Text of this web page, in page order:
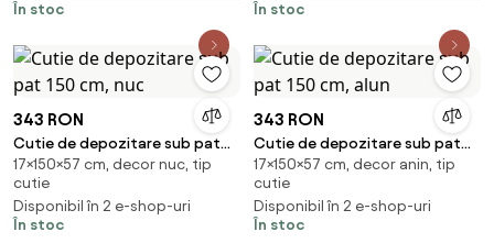
În stoc
În stoc
343 RON
Cutie de depozitare sub pat
150 cm, nuc
17×150×57 cm, decor nuc, tip
cutie
Disponibil în 2 e-shop-uri
În stoc
343 RON
Cutie de depozitare sub pat
150 cm, alun
17×150×57 cm, decor anin, tip
cutie
Disponibil în 2 e-shop-uri
În stoc